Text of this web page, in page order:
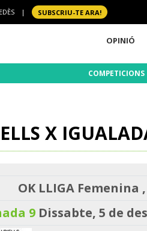
| SUBSCRIU-TE ARA!
OPINIÓ
COMPETICIONS
X
OK LLIGA Femenina ,
9Dissabte, 5 de